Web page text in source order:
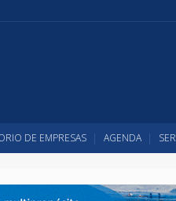
DE EMPRESAS AGENDA